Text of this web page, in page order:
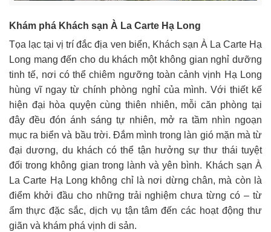
Khám phá Khách sạn À La Carte Hạ Long
Tọa lạc tại vị trí đắc địa ven biển, Khách sạn À La Carte Hạ
Long mang đến cho du khách một không gian nghỉ dưỡng
tinh tế, nơi có thể chiêm ngưỡng toàn cảnh vịnh Hạ Long
hùng vĩ ngay từ chính phòng nghỉ của mình. Với thiết kế
hiện đại hòa quyện cùng thiên nhiên, mỗi căn phòng tại
đây đều đón ánh sáng tự nhiên, mở ra tầm nhìn ngoạn
mục ra biển và bầu trời. Đắm mình trong làn gió mặn mà từ
đại dương, du khách có thể tận hưởng sự thư thái tuyệt
đối trong không gian trong lành và yên bình. Khách sạn À
La Carte Hạ Long không chỉ là nơi dừng chân, mà còn là
điểm khởi đầu cho những trải nghiệm chưa từng có – từ
ẩm thực đặc sắc, dịch vụ tận tâm đến các hoạt động thư
giãn và khám phá vịnh di sản.